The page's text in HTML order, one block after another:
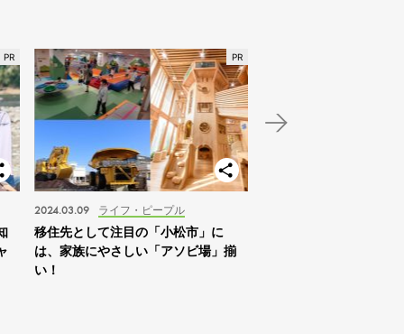
ライフ・ピープル
2024.03.09
移住先として注目の「小松市」に
は、家族にやさしい「アソビ場」揃
い！